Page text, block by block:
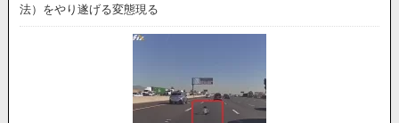
法）をやり遂げる変態現る